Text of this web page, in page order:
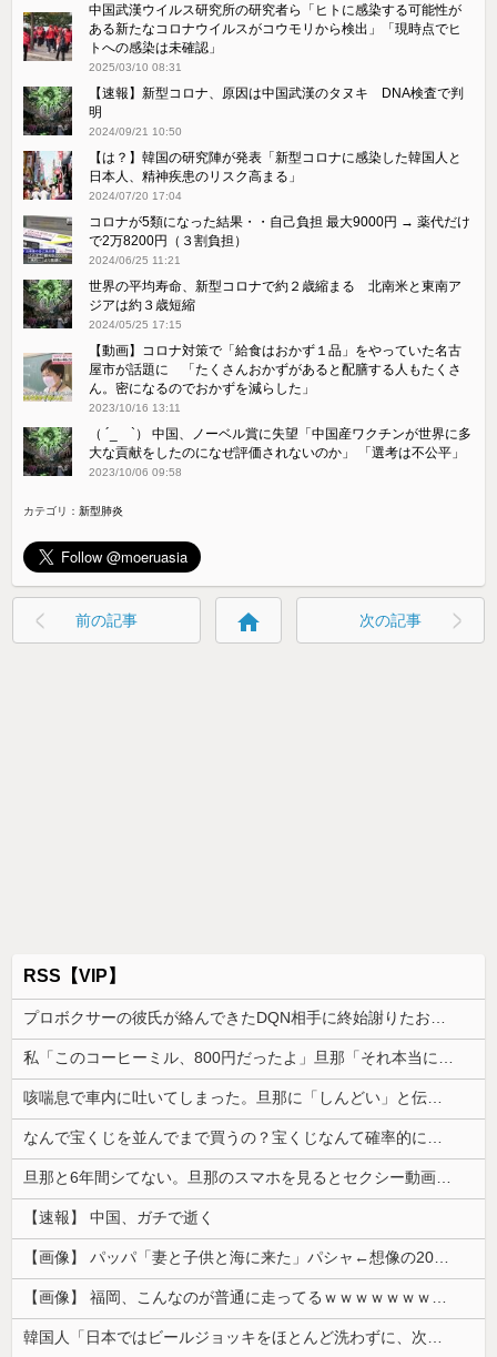
中国武漢ウイルス研究所の研究者ら「ヒトに感染する可能性が
ある新たなコロナウイルスがコウモリから検出」「現時点でヒ
トへの感染は未確認」
2025/03/10 08:31
【速報】新型コロナ、原因は中国武漢のタヌキ DNA検査で判
明
2024/09/21 10:50
【は？】韓国の研究陣が発表「新型コロナに感染した韓国人と
日本人、精神疾患のリスク高まる」
2024/07/20 17:04
コロナが5類になった結果・・自己負担 最大9000円 → 薬代だけ
で2万8200円（３割負担）
2024/06/25 11:21
世界の平均寿命、新型コロナで約２歳縮まる 北南米と東南ア
ジアは約３歳短縮
2024/05/25 17:15
【動画】コロナ対策で「給食はおかず１品」をやっていた名古
屋市が話題に 「たくさんおかずがあると配膳する人もたくさ
ん。密になるのでおかずを減らした」
2023/10/16 13:11
（ ´_ゝ`） 中国、ノーベル賞に失望「中国産ワクチンが世界に多
大な貢献をしたのになぜ評価されないのか」 「選考は不公平」
2023/10/06 09:58
カテゴリ：新型肺炎
前の記事 home 次の記事
RSS【VIP】
プロボクサーの彼氏が絡んできたDQN相手に終始謝りたおしててダサすぎる。正直かっこ悪かった
私「このコーヒーミル、800円だったよ」旦那「それ本当に？」→コレクターの旦那が予想以上に食いついた理由とは…
咳喘息で車内に吐いてしまった。旦那に「しんどい」と伝えたら「運転してる俺はしんどくねぇっていうのかよ！！！」と怒鳴られて…
なんで宝くじを並んでまで買うの？宝くじなんて確率的に当選する可能性は低いのに...
旦那と6年間シてない。旦那のスマホを見るとセクシー動画を見ていた形跡が...問い詰めると
【速報】 中国、ガチで逝く
【画像】 パッパ「妻と子供と海に来た」パシャ←想像の200倍は神々しくて草
【画像】 福岡、こんなのが普通に走ってるｗｗｗｗｗｗｗｗｗｗｗｗｗｗｗｗｗｗｗｗｗｗｗｗｗｗｗｗｗｗｗｗｗｗｗｗｗｗｗｗ
韓国人「日本ではビールジョッキをほとんど洗わずに、次の客に出すんだ！ これが証拠の映像だ!!」……あー、なるほどですねー。韓国には「アレ」がな...